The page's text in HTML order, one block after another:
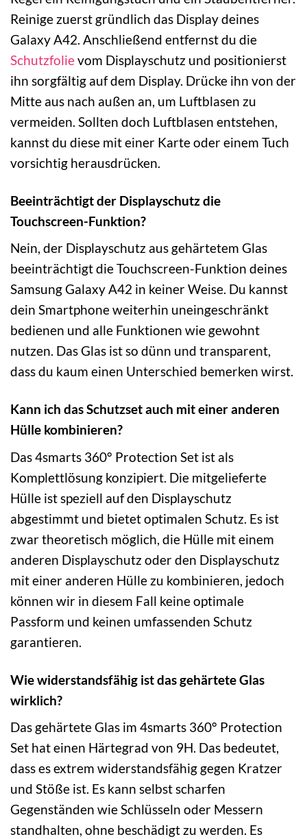
Reinige zuerst gründlich das Display deines
Galaxy A42. Anschließend entfernst du die
Schutzfolievom Displayschutz und positionierst
ihn sorgfältig auf dem Display. Drücke ihn von der
Mitte aus nach außen an, um Luftblasen zu
vermeiden. Sollten doch Luftblasen entstehen,
kannst du diese mit einer Karte oder einem Tuch
vorsichtig herausdrücken.
Beeinträchtigt der Displayschutz die
Touchscreen-Funktion?
Nein, der Displayschutz aus gehärtetem Glas
beeinträchtigt die Touchscreen-Funktion deines
Samsung Galaxy A42 in keiner Weise. Du kannst
dein Smartphone weiterhin uneingeschränkt
bedienen und alle Funktionen wie gewohnt
nutzen. Das Glas ist so dünn und transparent,
dass du kaum einen Unterschied bemerken wirst.
Kann ich das Schutzset auch mit einer anderen
Hülle kombinieren?
Das 4smarts 360° Protection Set ist als
Komplettlösung konzipiert. Die mitgelieferte
Hülle ist speziell auf den Displayschutz
abgestimmt und bietet optimalen Schutz. Es ist
zwar theoretisch möglich, die Hülle mit einem
anderen Displayschutz oder den Displayschutz
mit einer anderen Hülle zu kombinieren, jedoch
können wir in diesem Fall keine optimale
Passform und keinen umfassenden Schutz
garantieren.
Wie widerstandsfähig ist das gehärtete Glas
wirklich?
Das gehärtete Glas im 4smarts 360° Protection
Set hat einen Härtegrad von 9H. Das bedeutet,
dass es extrem widerstandsfähig gegen Kratzer
und Stöße ist. Es kann selbst scharfen
Gegenständen wie Schlüsseln oder Messern
standhalten, ohne beschädigt zu werden. Es